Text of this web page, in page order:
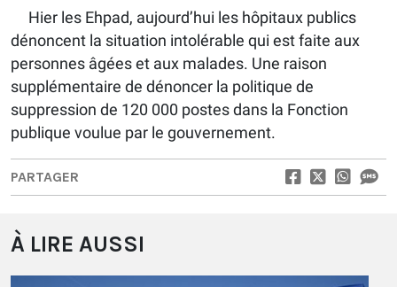
Hier les Ehpad, aujourd’hui les hôpitaux publics
dénoncent la situation intolérable qui est faite aux
personnes âgées et aux malades. Une raison
supplémentaire de dénoncer la politique de
suppression de 120 000 postes dans la Fonction
publique voulue par le gouvernement.
PARTAGER
À LIRE AUSSI